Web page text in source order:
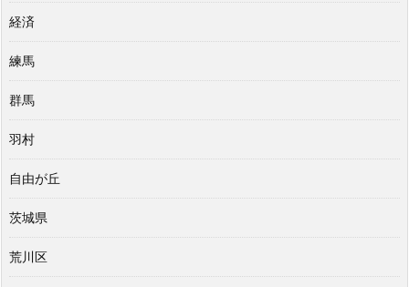
経済
練馬
群馬
羽村
自由が丘
茨城県
荒川区